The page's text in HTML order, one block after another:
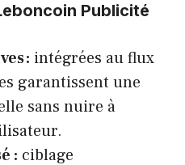
Publicité
: intégrées au flux
garantissent une
sans nuire à
: ciblage